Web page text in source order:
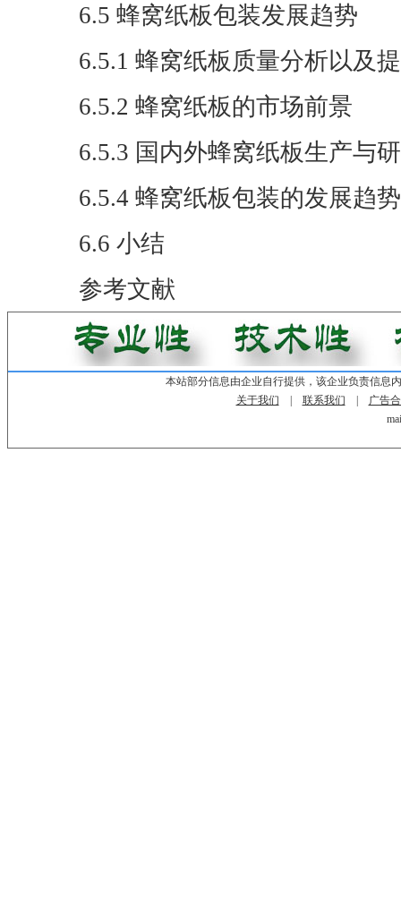
6.5 蜂窝纸板包装发展趋势
6.5.1 蜂窝纸板质量分析以及
6.5.2 蜂窝纸板的市场前景
6.5.3 国内外蜂窝纸板生产与
6.5.4 蜂窝纸板包装的发展趋势
6.6 小结
参考文献
本站部分信息由企业自行提供，该企业负责信息
关于我们
联系我们
广告